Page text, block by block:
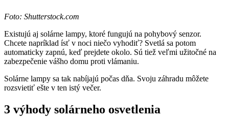
Foto: Shutterstock.com
Existujú aj solárne lampy, ktoré fungujú na pohybový senzor.
Chcete napríklad ísť v noci niečo vyhodiť? Svetlá sa potom
automaticky zapnú, keď prejdete okolo. Sú tiež veľmi užitočné na
zabezpečenie vášho domu proti vlámaniu.
Solárne lampy sa tak nabíjajú počas dňa. Svoju záhradu môžete
rozsvietiť ešte v ten istý večer.
3 výhody solárneho osvetlenia